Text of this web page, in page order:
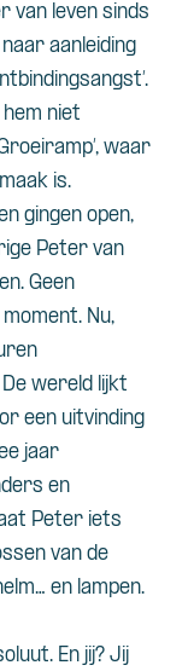
van leven sinds
aanleiding
hem niet
waar
is.
gingen open,
Peter van
Geen
Nu,
wereld lijkt
een uitvinding
jaar
en
Peter iets
van de
en lampen.
En jij? Jij